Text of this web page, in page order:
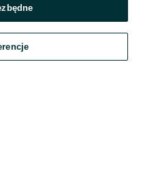
dostawców wskazanych powyżej,
w jego aktualnym brzmieniu.